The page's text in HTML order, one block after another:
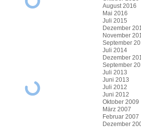
August 2016
Mai 2016
Juli 2015
Dezember
November
September
Juli 2014
Dezember
September
Juli 2013
Juni 2013
Juli 2012
Juni 2012
Oktober 2009
März 2007
Februar 2007
Dezember